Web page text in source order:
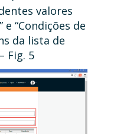
valores
e “Condições de
da lista de
Fig. 5